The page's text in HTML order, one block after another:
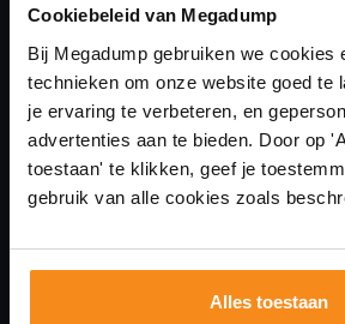
Cookiebeleid van Megadump
Bij Megadump gebruiken we cookies
technieken om onze website goed te
je ervaring te verbeteren, en
advertenties aan te bieden. Door op
toestaan' te klikken, geef je
gebruik van alle cookies zoals
Alles toestaan
Over ons
uw sanitair en tegelwinkel in Eindhoven
showroom terecht kunt voor
via de online winkel kan bestellen!
badkamers in onze
showroom
Laat je inspireren door 21
badkameropstellingen – van
ervaren adviseurs helpen je
tegels & sanitair direct uit voorraad.
op eigen terrein.